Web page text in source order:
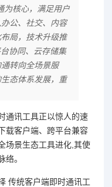
为核心，满足用户
公、社交、内容
局，技术升级推
协同、云存储集
转向全场景服
态体系发展，重
通讯工具正以惊人的速
载客户端、跨平台兼容
场景生态工具进化,其使
络。
传统客户端即时通讯工